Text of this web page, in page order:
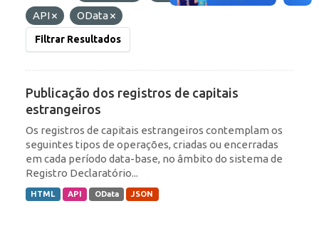
API
OData
Filtrar Resultados
Publicação dos registros de capitais
estrangeiros
Os registros de capitais estrangeiros contemplam os
seguintes tipos de operações, criadas ou encerradas
em cada período data-base, no âmbito do sistema de
Registro Declaratório...
HTML API OData JSON